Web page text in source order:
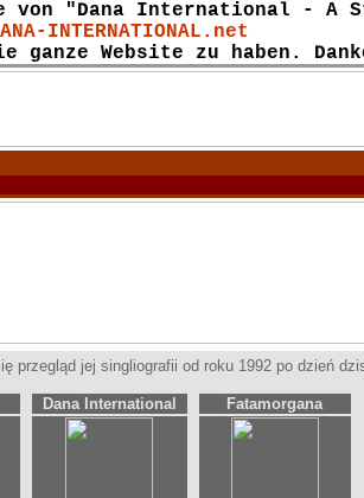
von "Dana International - A
INTERNATIONAL.net
ganze Website zu haben.
przegląd jej singliografii od roku 1992 po dzień
Dana International Fatamorgana